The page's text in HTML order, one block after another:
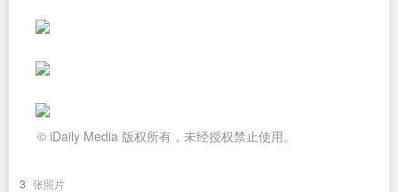
© iDaily Media 版权所有，未经授权禁止使用。
3 张照片